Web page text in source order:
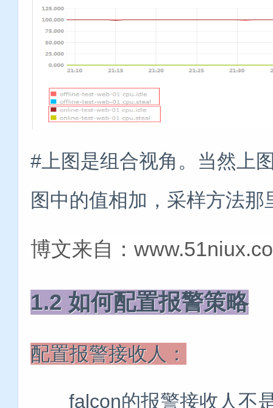
#上图是组合视角。当然上
图中的值相加，采样方法
博文来自：
1.2 如何配置报警策略
配置报警接收人：
falcon的报警接收人不是